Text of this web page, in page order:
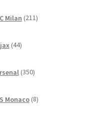
Milan 211izdelkov
44izdelkov
350izdelkov
Monaco 8izdelkov